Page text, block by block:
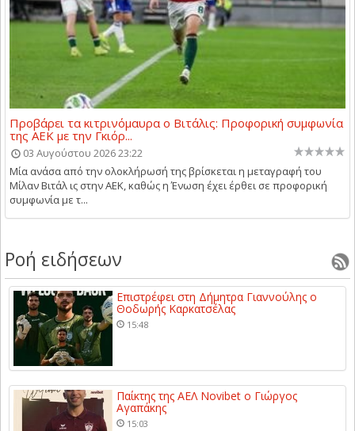
Προβάρει τα κιτρινόμαυρα ο Βιτάλις: Προφορική συμφωνία
της ΑΕΚ με την Γκιόρ...
03 Αυγούστου 2026 23:22
Μία ανάσα από την ολοκλήρωσή της βρίσκεται η μεταγραφή του
Μίλαν Βιτάλ ις στην ΑΕΚ, καθώς η Ένωση έχει έρθει σε προφορική
συμφωνία με τ...
Ροή ειδήσεων
Επιστρέφει στη Δήμητρα Γιαννούλης ο
Θοδωρής Καρκατσέλας
15:48
Παίκτης της ΑΕΛ Novibet ο Γιώργος
Αγαπάκης
15:03